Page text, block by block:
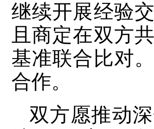
继续开展经验
且商定在双方
基准联合比对
合作。
双方愿推动